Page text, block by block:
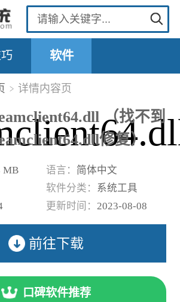
软件
详情内容页
（找不到
修复）
MB 语言： 简体中文
软件分类： 系统工具
更新时间： 2023-08-08
前往下载
口碑软件推荐